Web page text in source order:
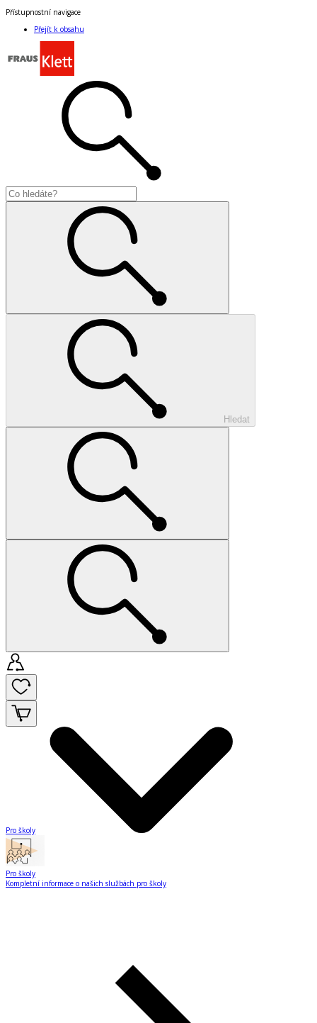
Přístupnostní navigace
Přejít k obsahu
Hledat
Pro školy
Pro školy
Kompletní informace o našich službách pro školy